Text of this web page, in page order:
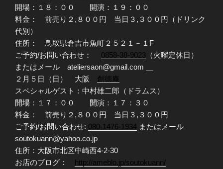
開場：１８：００ 開演：１９：００
料金： 前売り２,８００円 当日３,３００円（ドリンク
代別）
住所： 鳥取県倉吉市魚町２５２１－１F
ご予約/お問い合わせ： 0858-38-9023 （火曜定休日）
またはメール ateliersaon@gmail.com
２月５日（日） 大阪 創徳庵
スペシャルゲスト：中村雄二郎（ドラムス）
開場：１７：００ 開演：１７：３０
料金： 前売り２,８００円 当日３,３００円
ご予約/お問い合わせ: 080-1476-1934 またはメール
soutokuann@yahoo.co.jp
住所：大阪市北区中崎西4-2-30
お店のブログ： http://ameblo.jp/soutokuann/